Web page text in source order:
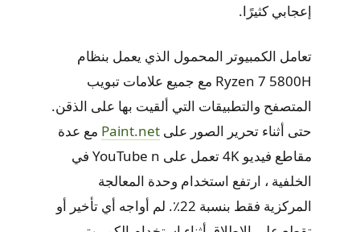
إعجابي كثيرًا.
تعامل الكمبيوتر المحمول الذي يعمل بنظام
Ryzen 7 5800H مع جميع علامات تبويب
المتصفح والتطبيقات التي ألقيت بها على الذقن.
حتى أثناء تحرير الصور على Paint.net مع عدة
مقاطع فيديو 4K تعمل على YouTube n في
الخلفية ، ارتفع استخدام وحدة المعالجة
المركزية فقط بنسبة 22٪. لم أواجه أي تأخير أو